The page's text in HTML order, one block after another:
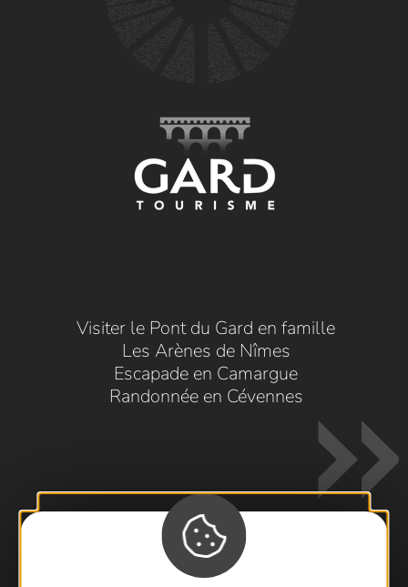
Visiter le Pont du Gard en famille
Les Arènes de Nîmes
Escapade en Camargue
Randonnée en Cévennes